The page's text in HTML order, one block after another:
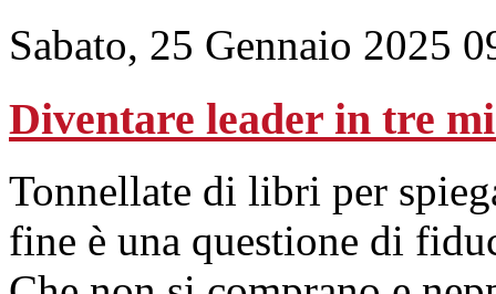
Sabato, 25 Gennaio 2025
Diventare leader in tre
Tonnellate di libri per
fine è una questione di